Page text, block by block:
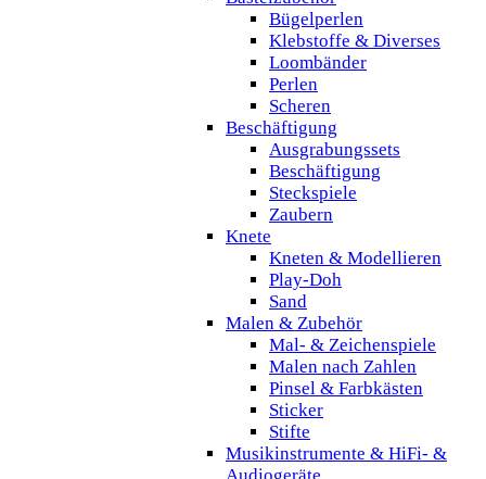
Bügelperlen
Klebstoffe & Diverses
Loombänder
Perlen
Scheren
Beschäftigung
Ausgrabungssets
Beschäftigung
Steckspiele
Zaubern
Knete
Kneten & Modellieren
Play-Doh
Sand
Malen & Zubehör
Mal- & Zeichenspiele
Malen nach Zahlen
Pinsel & Farbkästen
Sticker
Stifte
Musikinstrumente & HiFi- &